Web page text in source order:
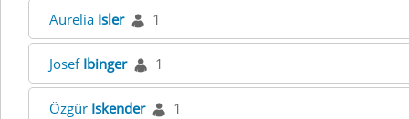
Aurelia Isler 1
Josef Ibinger 1
Özgür Iskender 1